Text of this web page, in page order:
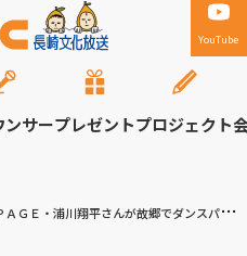
YouTube
ンサープレゼントプロジェクト
平さんが故郷でダンスパフォーマンス！「長崎の盛り上がりを届ける“拡声器に”」